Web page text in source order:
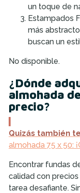
un toque de
Estampados
más
buscan un
No disponible.
¿Dónde
almohada
precio?
Quizás también
almohada 75 x 50:
Encontrar fundas
calidad con
tarea desafiante.